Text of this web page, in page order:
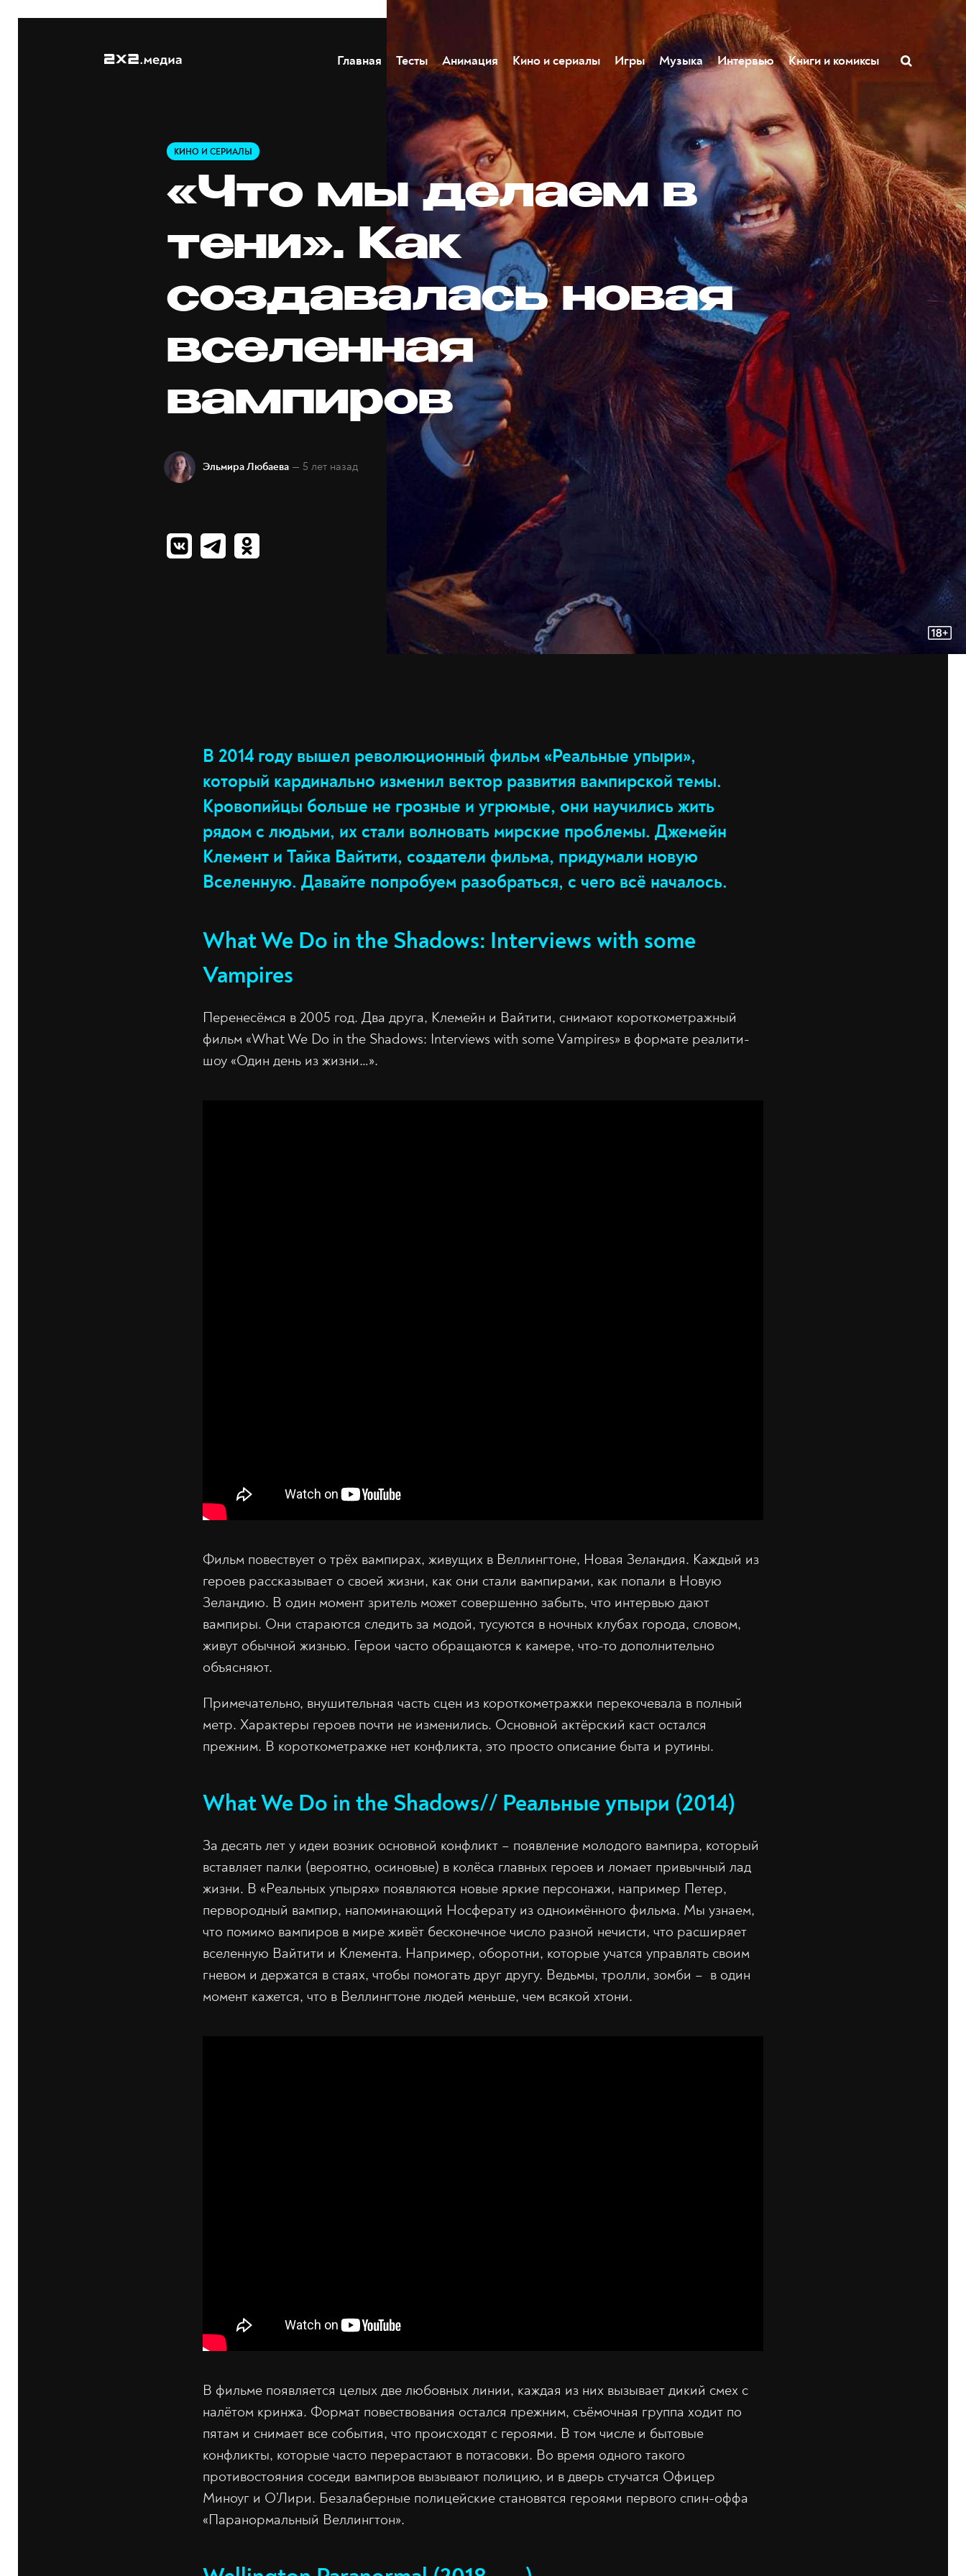
Главная Тесты Анимация Кино и сериалы Игры Музыка Интервью Книги и комиксы
КИНО И СЕРИАЛЫ
«Что мы делаем в
тени». Как
создавалась новая
вселенная
вампиров
Эльмира Любаева — 5 лет назад
В 2014 году вышел революционный фильм «Реальные упыри»,
который кардинально изменил вектор развития вампирской темы.
Кровопийцы больше не грозные и угрюмые, они научились жить
рядом с людьми, их стали волновать мирские проблемы. Джемейн
Клемент и Тайка Вайтити, создатели фильма, придумали новую
Вселенную. Давайте попробуем разобраться, с чего всё началось.
What We Do in the Shadows: Interviews with some
Vampires
Перенесёмся в 2005 год. Два друга, Клемейн и Вайтити, снимают короткометражный
фильм «What We Do in the Shadows: Interviews with some Vampires» в формате реалити-
шоу «Один день из жизни…».
Фильм повествует о трёх вампирах, живущих в Веллингтоне, Новая Зеландия. Каждый из
героев рассказывает о своей жизни, как они стали вампирами, как попали в Новую
Зеландию. В один момент зритель может совершенно забыть, что интервью дают
вампиры. Они стараются следить за модой, тусуются в ночных клубах города, словом,
живут обычной жизнью. Герои часто обращаются к камере, что-то дополнительно
объясняют.
Примечательно, внушительная часть сцен из короткометражки перекочевала в полный
метр. Характеры героев почти не изменились. Основной актёрский каст остался
прежним. В короткометражке нет конфликта, это просто описание быта и рутины.
What We Do in the Shadows// Реальные упыри (2014)
За десять лет у идеи возник основной конфликт – появление молодого вампира, который
вставляет палки (вероятно, осиновые) в колёса главных героев и ломает привычный лад
жизни. В «Реальных упырях» появляются новые яркие персонажи, например Петер,
первородный вампир, напоминающий Носферату из одноимённого фильма. Мы узнаем,
что помимо вампиров в мире живёт бесконечное число разной нечисти, что расширяет
вселенную Вайтити и Клемента. Например, оборотни, которые учатся управлять своим
гневом и держатся в стаях, чтобы помогать друг другу. Ведьмы, тролли, зомби – в один
момент кажется, что в Веллингтоне людей меньше, чем всякой хтони.
В фильме появляется целых две любовных линии, каждая из них вызывает дикий смех с
налётом кринжа. Формат повествования остался прежним, съёмочная группа ходит по
пятам и снимает все события, что происходят с героями. В том числе и бытовые
конфликты, которые часто перерастают в потасовки. Во время одного такого
противостояния соседи вампиров вызывают полицию, и в дверь стучатся Офицер
Миноуг и О’Лири. Безалаберные полицейские становятся героями первого спин-оффа
«Паранормальный Веллингтон».